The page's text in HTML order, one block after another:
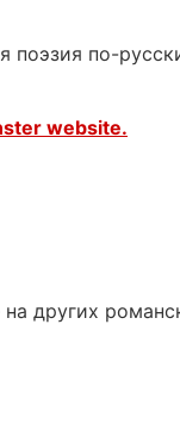
поэзия по-
website.
других